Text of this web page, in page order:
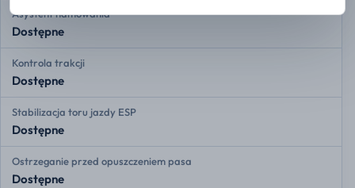
Asystent hamowania
Dostępne
Kontrola trakcji
Dostępne
Stabilizacja toru jazdy ESP
Dostępne
Ostrzeganie przed opuszczeniem pasa
Dostępne